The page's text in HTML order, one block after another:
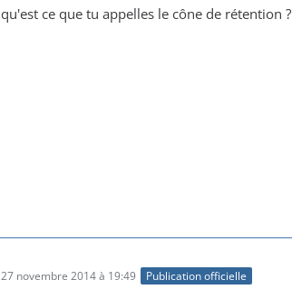
qu'est ce que tu appelles le cône de rétention ?
27 novembre 2014 à 19:49 Publication officielle